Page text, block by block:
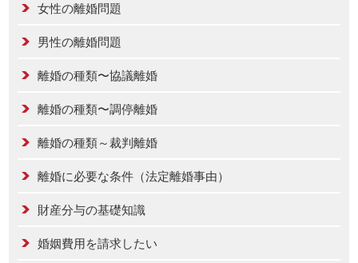
女性の離婚問題
男性の離婚問題
離婚の種類〜協議離婚
離婚の種類〜調停離婚
離婚の種類～裁判離婚
離婚に必要な条件（法定離婚事由）
財産分与の基礎知識
婚姻費用を請求したい